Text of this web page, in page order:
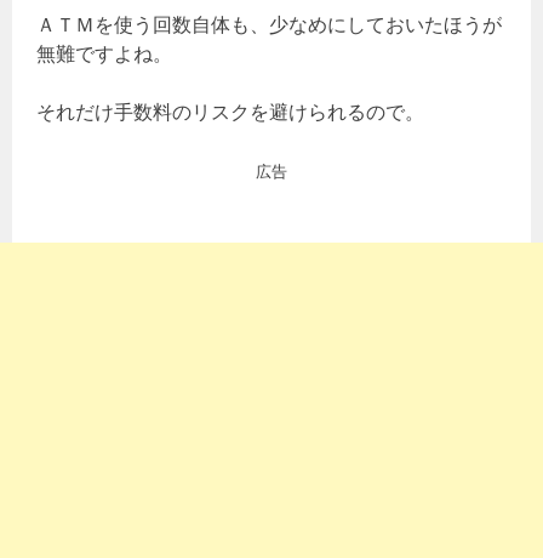
ＡＴＭを使う回数自体も、少なめにしておいたほうが
無難ですよね。
それだけ手数料のリスクを避けられるので。
広告